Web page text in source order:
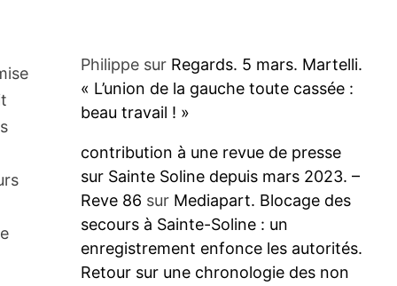
Philippesur Regards. 5 mars. Martelli.
« L’union de la gauche toute cassée :
beau travail ! »
contribution à une revue de presse
sur Sainte Soline depuis mars 2023. –
Reve 86 sur Mediapart. Blocage des
secours à Sainte-Soline : un
enregistrement enfonce les autorités.
Retour sur une chronologie des non